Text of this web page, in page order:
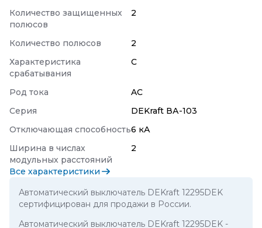
Количество защищенных
полюсов
2
Количество полюсов
2
Характеристика
срабатывания
C
Род тока
AC
Серия
DEKraft ВА-103
Отключающая способность6 кА
Ширина в числах
модульных расстояний
2
Все характеристики
Автоматический выключатель DEKraft 12295DEK
сертифицирован для продажи в России.
Автоматический выключатель DEKraft 12295DEK -